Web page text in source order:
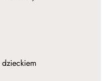
dzieckiem